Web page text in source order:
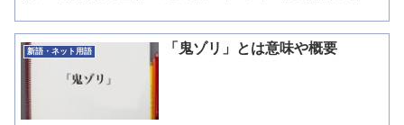
新語・ネット用語 「鬼ゾリ」とは意味や概要